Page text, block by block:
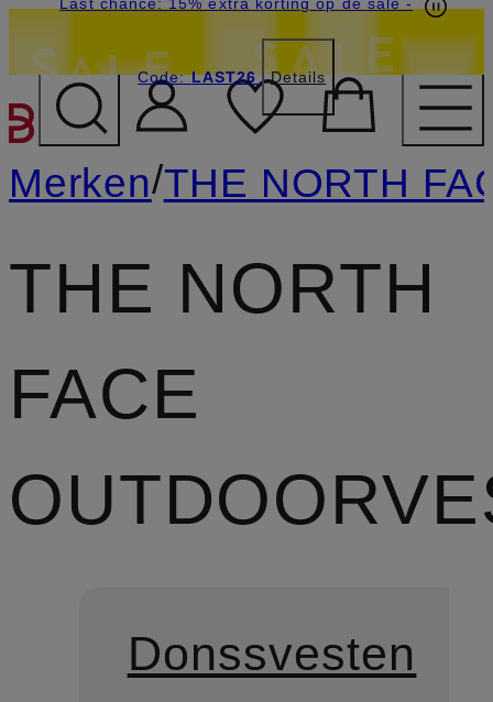
GA NAAR
Code:LAST26 Details
Merken/THE NORTH
THE NORTH
FACE
Donssvesten